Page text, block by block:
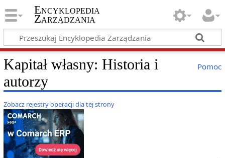
Encyklopedia
Zarządzania
Pomoc
Kapitał własny: Historia i
autorzy
Zobacz rejestry operacji dla tej strony